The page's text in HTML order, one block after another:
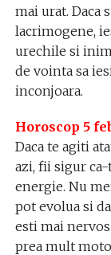
mai urat. Daca
lacrimogene,
urechile si
de vointa sa
inconjoara.
Horoscop 5
Daca te agiti
azi, fii sigur
energie. Nu
pot evolua si
esti mai
prea mult